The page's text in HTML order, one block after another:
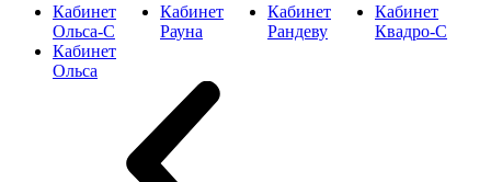
Кабинет
Ольса-С
Кабинет
Рауна
Кабинет
Рандеву
Кабинет
Квадро-С
Кабинет
Ольса